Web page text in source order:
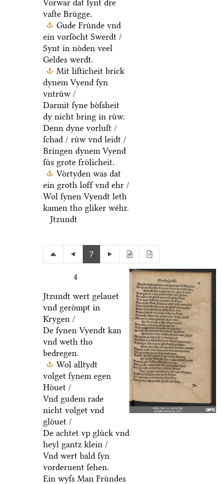
Vorwar dat ſynt dre
vaſte Bruͤgge.
Gude Fruͤnde vnd
ein vorſoͤcht Swerdt /
Synt in noͤden veel
Geldes werdt.
Mit liſticheit brick
dynem Vyend ſyn
vntruͤw /
Darmit ſyne boͤſsheit
dy nicht bring in ruͤw.
Denn dyne vorluſt /
ſchad / ruͤw vnd leidt /
Bringen dynem Vyend
ſuͤs grote froͤlicheit.
Voͤrtyden was dat
ein groth loff vnd ehr /
Wol ſynen Vyendt leth
kamen tho gliker weͤhr.
Jtzundt
7
4
Jtzundt wert gelauet
vnd geroͤmpt in
Krygen /
De ſynen Vyendt kan
vnd weth tho
bedregen.
Wol alltydt
volget ſynem egen
Hoͤuet /
Vnd gudem rade
nicht volget vnd
gloͤuet /
De achtet vp gluͤck vnd
heyl gantz klein /
Vnd wert bald ſyn
vorderuent ſehen.
Ein wyſs Man Fruͤndes